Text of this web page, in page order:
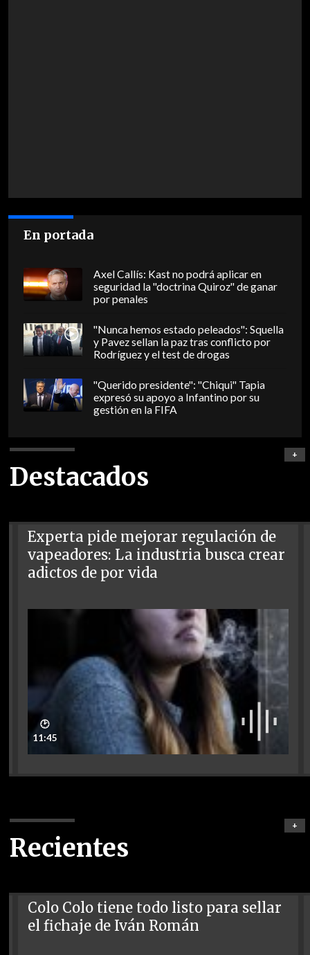
En portada
Axel Callís: Kast no podrá aplicar en
seguridad la "doctrina Quiroz" de ganar
por penales
"Nunca hemos estado peleados": Squella
y Pavez sellan la paz tras conflicto por
Rodríguez y el test de drogas
"Querido presidente": "Chiqui" Tapia
expresó su apoyo a Infantino por su
gestión en la FIFA
Destacados
+
Experta pide mejorar regulación de
vapeadores: La industria busca crear
adictos de por vida
🕑
11:45
Recientes
+
Colo Colo tiene todo listo para sellar
el fichaje de Iván Román